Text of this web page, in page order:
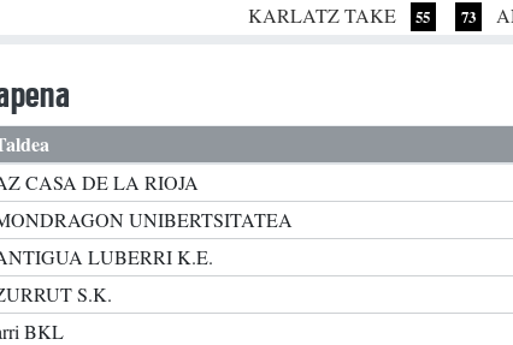
KARLATZ TAKE 55 73
CASA DE LA RIOJA
UNIBERTSITATEA
LUBERRI K.E.
S.K.
BKL